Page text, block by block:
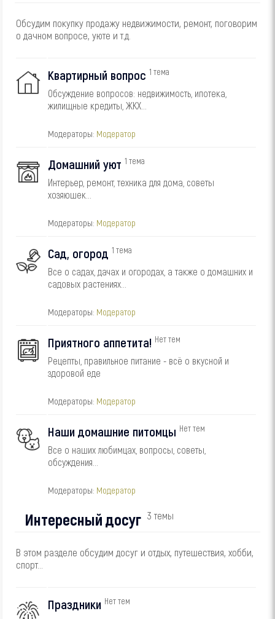
Обсудим покупку продажу недвижимости, ремонт, поговорим
о дачном вопросе, уюте и т.д.
Квартирный вопрос 1 тема
Обсуждение вопросов: недвижимость, ипотека,
жилищные кредиты, ЖКХ...
Модераторы: Модератор
Домашний уют 1 тема
Интерьер, ремонт, техника для дома, советы
хозяюшек...
Модераторы: Модератор
Сад, огород 1 тема
Все о садах, дачах и огородах, а также о домашних и
садовых растениях...
Модераторы: Модератор
Приятного аппетита! Нет тем
Рецепты, правильное питание - всё о вкусной и
здоровой еде
Модераторы: Модератор
Наши домашние питомцы Нет тем
Все о наших любимцах, вопросы, советы,
обсуждения...
Модераторы: Модератор
Интересный досуг 3 темы
В этом разделе обсудим досуг и отдых, путешествия, хобби,
спорт...
Праздники Нет тем